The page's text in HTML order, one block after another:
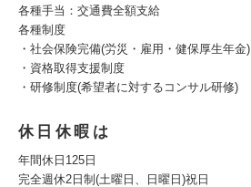
各種手当：交通費全額支給
各種制度
・社会保険完備(労災・雇用・健保厚生年金)
・資格取得支援制度
・研修制度(希望者に対するコンサル研修)
休日休暇は
年間休日125日
完全週休2日制(土曜日、日曜日)祝日